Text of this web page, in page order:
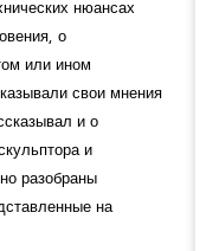
нюансах
о
или ином
свои мнения
и о
и
разобраны
на